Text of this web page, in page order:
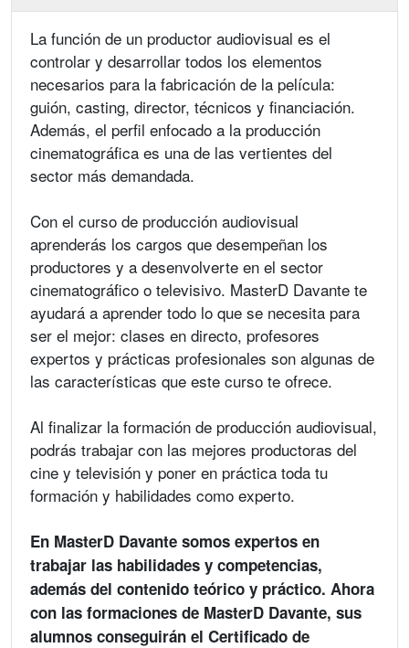
La función de un productor audiovisual es el
controlar y desarrollar todos los elementos
necesarios para la fabricación de la película:
guión, casting, director, técnicos y financiación.
Además, el perfil enfocado a la producción
cinematográfica es una de las vertientes del
sector más demandada.
Con el curso de producción audiovisual
aprenderás los cargos que desempeñan los
productores y a desenvolverte en el sector
cinematográfico o televisivo. MasterD Davante te
ayudará a aprender todo lo que se necesita para
ser el mejor: clases en directo, profesores
expertos y prácticas profesionales son algunas de
las características que este curso te ofrece.
Al finalizar la formación de producción audiovisual,
podrás trabajar con las mejores productoras del
cine y televisión y poner en práctica toda tu
formación y habilidades como experto.
En MasterD Davante somos expertos en
trabajar las habilidades y competencias,
además del contenido teórico y práctico. Ahora
con las formaciones de MasterD Davante, sus
alumnos conseguirán el Certificado de